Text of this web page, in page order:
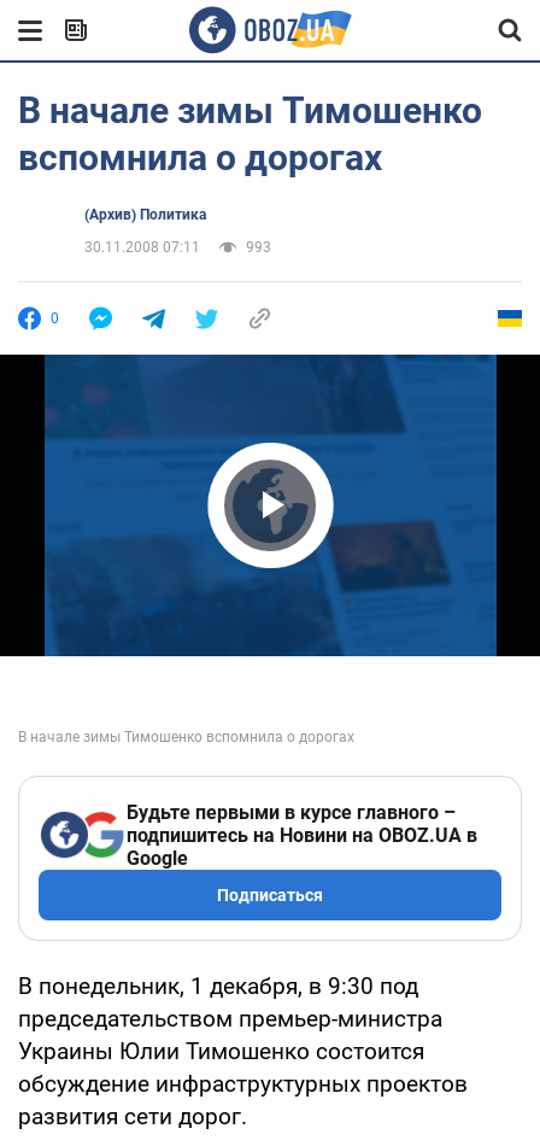
В начале зимы Тимошенко
вспомнила о дорогах
(Архив) Политика
30.11.2008 07:11
993
0
Play Video
Будьте первыми в курсе главного –
подпишитесь на Новини на OBOZ.UA в
Google
Подписаться
В понедельник, 1 декабря, в 9:30 под
председательством премьер-министра
Украины Юлии Тимошенко состоится
обсуждение инфраструктурных проектов
развития сети дорог.